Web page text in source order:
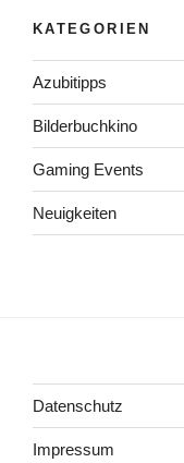
KATEGORIEN
Azubitipps
Bilderbuchkino
Gaming Events
Neuigkeiten
Datenschutz
Impressum